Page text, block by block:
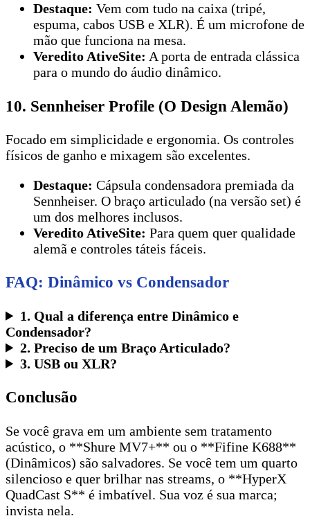
Destaque: Vem com tudo na caixa (tripé,
espuma, cabos USB e XLR). É um microfone de
mão que funciona na mesa.
Veredito AtiveSite: A porta de entrada clássica
para o mundo do áudio dinâmico.
10. Sennheiser Profile (O Design Alemão)
Focado em simplicidade e ergonomia. Os controles
físicos de ganho e mixagem são excelentes.
Destaque: Cápsula condensadora premiada da
Sennheiser. O braço articulado (na versão set) é
um dos melhores inclusos.
Veredito AtiveSite: Para quem quer qualidade
alemã e controles táteis fáceis.
FAQ: Dinâmico vs Condensador
1. Qual a diferença entre Dinâmico e
Condensador?
2. Preciso de um Braço Articulado?
3. USB ou XLR?
Conclusão
Se você grava em um ambiente sem tratamento
acústico, o **Shure MV7+** ou o **Fifine K688**
(Dinâmicos) são salvadores. Se você tem um quarto
silencioso e quer brilhar nas streams, o **HyperX
QuadCast S** é imbatível. Sua voz é sua marca;
invista nela.